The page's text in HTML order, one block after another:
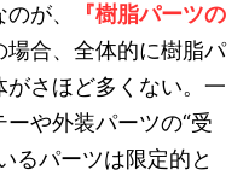
が、
『樹脂パーツの
場合、全体的に樹脂パ
さほど多くない。一
や外装パーツの“受
るパーツは限定的と